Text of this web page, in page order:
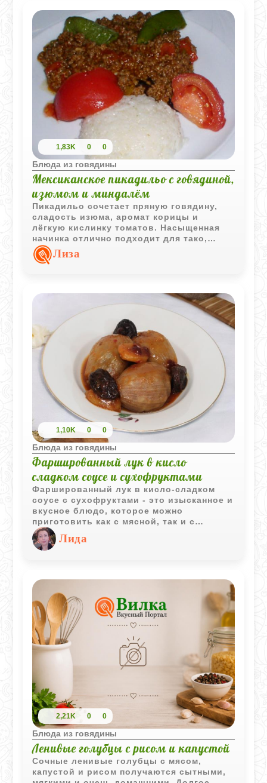
1,83K 0 0
Блюда из говядины
Мексиканское пикадильо с говядиной,
изюмом и миндалём
Пикадильо сочетает пряную говядину,
сладость изюма, аромат корицы и
лёгкую кислинку томатов. Насыщенная
начинка отлично подходит для тако,
буррито или просто как самостоятельное
горячее блюдо с рисом.
Лиза
1,10K 0 0
Блюда из говядины
Фаршированный лук в кисло
сладком соусе и сухофруктами
Фаршированный лук в кисло-сладком
соусе с сухофруктами - это изысканное и
вкусное блюдо, которое можно
приготовить как с мясной, так и с
вегетарианской начинкой. Соус
готовится на основе томатного соуса с
добавлением гранатового концентрата и
Лида
2,21K 0 0
Блюда из говядины
Ленивые голубцы с рисом и капустой
Сочные ленивые голубцы с мясом,
капустой и рисом получаются сытными,